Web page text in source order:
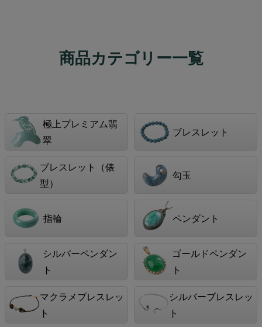
商品カテゴリー一覧
極上プレミアム翡
翠
ブレスレット
ブレスレット（俵
型）
勾玉
指輪 ペンダント
シルバーペンダン
ト
ゴールドペンダン
ト
マクラメブレスレッ
ト
シルバーブレスレッ
ト